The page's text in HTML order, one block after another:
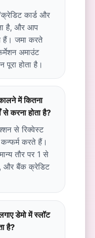
कार्ड और
है, और आप
हैं। जमा करते
अमाउंट
होता है।
में कितना
करना होता है?
से रिक्वेस्ट
करते हैं।
तौर पर 1 से
और बैंक क्रेडिट
डेमो में स्लॉट
है?